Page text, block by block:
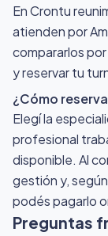
En Crontu
atienden por
compararlos
y reservar tu
¿Cómo
Elegí la
profesional
disponible. Al
gestión y,
podés pagarlo
Preguntas